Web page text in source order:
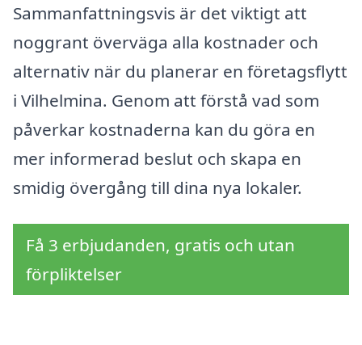
Sammanfattningsvis är det viktigt att
noggrant överväga alla kostnader och
alternativ när du planerar en företagsflytt
i Vilhelmina. Genom att förstå vad som
påverkar kostnaderna kan du göra en
mer informerad beslut och skapa en
smidig övergång till dina nya lokaler.
Få 3 erbjudanden, gratis och utan
förpliktelser